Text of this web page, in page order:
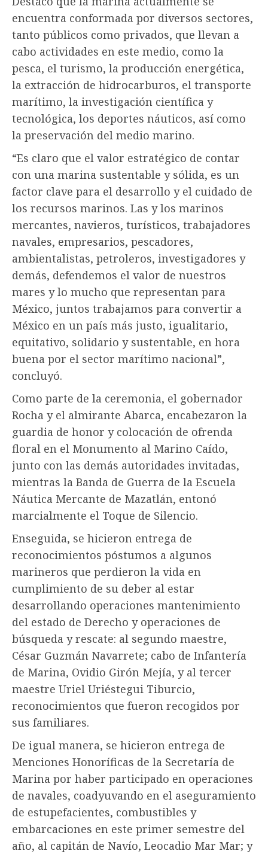
encuentra conformada por diversos sectores,
tanto públicos como privados, que llevan a
cabo actividades en este medio, como la
pesca, el turismo, la producción energética,
la extracción de hidrocarburos, el transporte
marítimo, la investigación científica y
tecnológica, los deportes náuticos, así como
la preservación del medio marino.
“Es claro que el valor estratégico de contar
con una marina sustentable y sólida, es un
factor clave para el desarrollo y el cuidado de
los recursos marinos. Las y los marinos
mercantes, navieros, turísticos, trabajadores
navales, empresarios, pescadores,
ambientalistas, petroleros, investigadores y
demás, defendemos el valor de nuestros
mares y lo mucho que representan para
México, juntos trabajamos para convertir a
México en un país más justo, igualitario,
equitativo, solidario y sustentable, en hora
buena por el sector marítimo nacional”,
concluyó.
Como parte de la ceremonia, el gobernador
Rocha y el almirante Abarca, encabezaron la
guardia de honor y colocación de ofrenda
floral en el Monumento al Marino Caído,
junto con las demás autoridades invitadas,
mientras la Banda de Guerra de la Escuela
Náutica Mercante de Mazatlán, entonó
marcialmente el Toque de Silencio.
Enseguida, se hicieron entrega de
reconocimientos póstumos a algunos
marineros que perdieron la vida en
cumplimiento de su deber al estar
desarrollando operaciones mantenimiento
del estado de Derecho y operaciones de
búsqueda y rescate: al segundo maestre,
César Guzmán Navarrete; cabo de Infantería
de Marina, Ovidio Girón Mejía, y al tercer
maestre Uriel Uriéstegui Tiburcio,
reconocimientos que fueron recogidos por
sus familiares.
De igual manera, se hicieron entrega de
Menciones Honoríficas de la Secretaría de
Marina por haber participado en operaciones
de navales, coadyuvando en el aseguramiento
de estupefacientes, combustibles y
embarcaciones en este primer semestre del
año, al capitán de Navío, Leocadio Mar Mar; y